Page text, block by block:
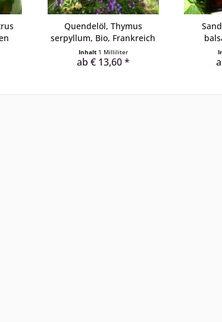
Quendelöl, Thymus
serpyllum, Bio, Frankreich
Inhalt 1 Milliliter
ab € 13,60 *